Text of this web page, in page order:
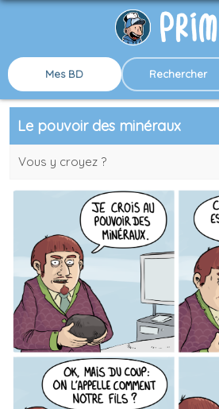
Mes BD Rechercher
Le pouvoir des minéraux
Vous y croyez ?